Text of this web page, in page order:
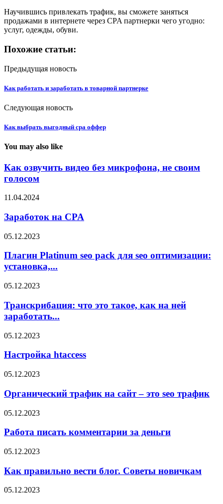
Научившись привлекать трафик, вы сможете заняться
продажами в интернете через CPA партнерки чего угодно:
услуг, одежды, обуви.
Похожие статьи:
Предыдущая новость
Как работать и заработать в товарной партнерке
Следующая новость
Как выбрать выгодный cpa оффер
You may also like
Как озвучить видео без микрофона, не своим
голосом
11.04.2024
Заработок на CPA
05.12.2023
Плагин Platinum seo pack для seo оптимизации:
установка,...
05.12.2023
Транскрибация: что это такое, как на ней
заработать...
05.12.2023
Настройка htaccess
05.12.2023
Органический трафик на сайт – это seo трафик
05.12.2023
Работа писать комментарии за деньги
05.12.2023
Как правильно вести блог. Советы новичкам
05.12.2023